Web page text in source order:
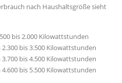
nach Haushaltsgröße sieht
bis 2.000 Kilowattstunden
bis 3.500 Kilowattstunden
bis 4.500 Kilowattstunden
bis 5.500 Kilowattstunden